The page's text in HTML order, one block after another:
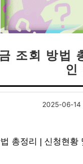
조회 방법
인
2025-06-14
총정리 | 신청현